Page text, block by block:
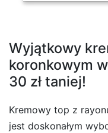
Wyjątkowy
koronkowym
30 zł taniej!
Kremowy top z
jest doskonałym